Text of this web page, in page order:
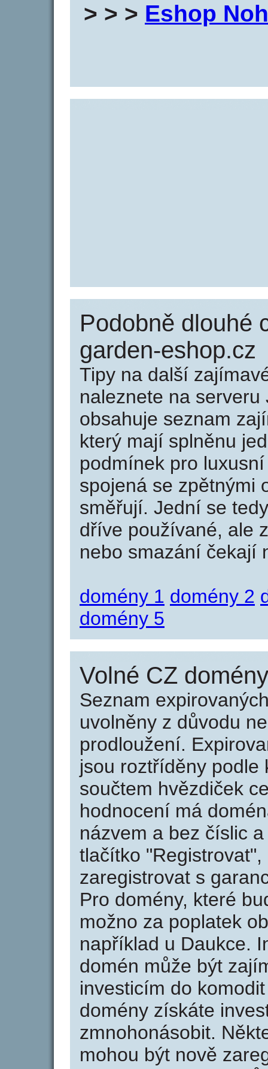
> > > Eshop
Podobně dlouhé
garden-eshop.cz
Tipy na další
naleznete na serveru
obsahuje seznam
který mají splněnu
podmínek pro
spojená se zpětnými
směřují. Jední se
dříve používané, ale
nebo smazání čekají
domény 1 domény 2
domény 5
Volné CZ
Seznam
uvolněny z důvodu
prodloužení.
jsou roztříděny podle
součtem hvězdiček
hodnocení má
názvem a bez číslic
tlačítko
zaregistrovat s
Pro domény, které
možno za poplatek
například u Daukce.
domén může být
investicím do
domény získáte
zmnohonásobit.
mohou být nově